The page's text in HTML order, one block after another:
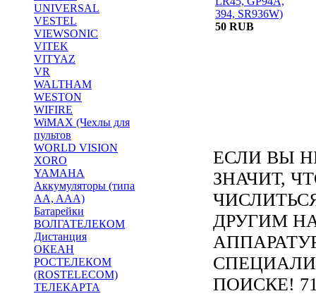
UNIVERSAL
VESTEL
VIEWSONIC
VITEK
VITYAZ
VR
WALTHAM
WESTON
WIFIRE
WiMAX (Чехлы для
пультов
WORLD VISION
XORO
YAMAHA
Аккумуляторы (типа
AA, AAA)
Батарейки
ВОЛГАТЕЛЕКОМ
Дистанция
ОКЕАН
РОСТЕЛЕКОМ
(ROSTELECOM)
ТЕЛЕКАРТА
50 RUB
ЕСЛИ ВЫ
ЗНАЧИТ,
ДРУГИМ
ПОИСКЕ!